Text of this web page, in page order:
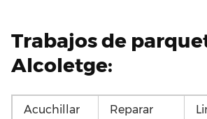
Trabajos de
Alcoletge:
Acuchillar
Reparar